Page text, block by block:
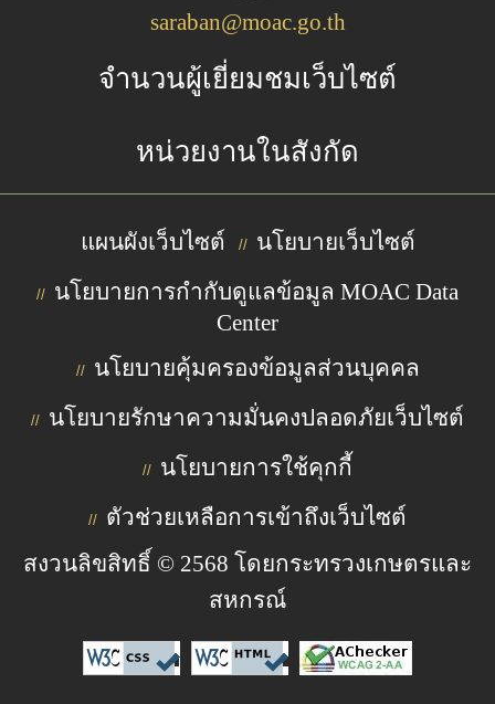
saraban@moac.go.th
จำนวนผู้เยี่ยมชมเว็บไซต์
หน่วยงานในสังกัด
แผนผังเว็บไซต์ // นโยบายเว็บไซต์
// นโยบายการกำกับดูแลข้อมูล MOAC Data
Center
// นโยบายคุ้มครองข้อมูลส่วนบุคคล
// นโยบายรักษาความมั่นคงปลอดภัยเว็บไซต์
// นโยบายการใช้คุกกี้
// ตัวช่วยเหลือการเข้าถึงเว็บไซต์
สงวนลิขสิทธิ์ © 2568 โดยกระทรวงเกษตรและ
สหกรณ์